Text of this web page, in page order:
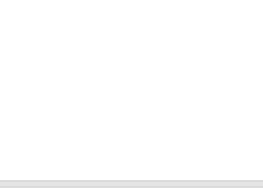
winkels. Wij geven er een nieuwe